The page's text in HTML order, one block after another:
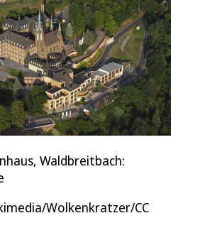
Waldbreitbach:
Wolkenkratzer/CC